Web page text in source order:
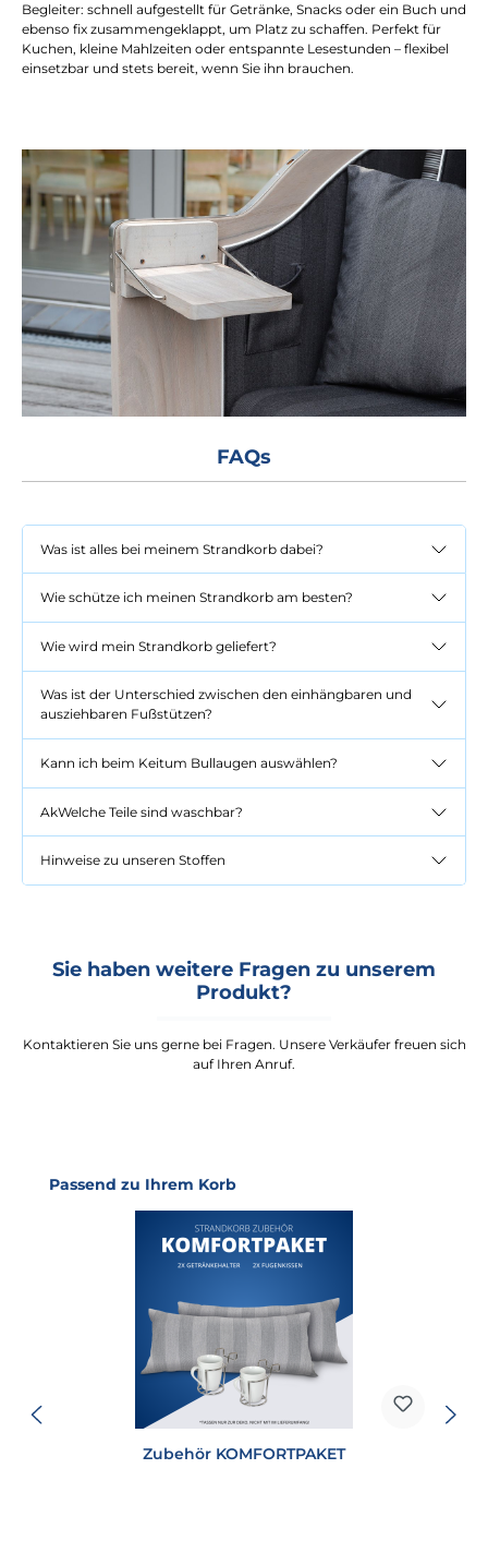
Begleiter: schnell aufgestellt für Getränke, Snacks oder ein Buch und
ebenso fix zusammengeklappt, um Platz zu schaffen. Perfekt für
Kuchen, kleine Mahlzeiten oder entspannte Lesestunden – flexibel
einsetzbar und stets bereit, wenn Sie ihn brauchen.
FAQs
Was ist alles bei meinem Strandkorb dabei?
Wie schütze ich meinen Strandkorb am besten?
Wie wird mein Strandkorb geliefert?
Was ist der Unterschied zwischen den einhängbaren und
ausziehbaren Fußstützen?
Kann ich beim Keitum Bullaugen auswählen?
AkWelche Teile sind waschbar?
Hinweise zu unseren Stoffen
Sie haben weitere Fragen zu unserem
Produkt?
Kontaktieren Sie uns gerne bei Fragen. Unsere Verkäufer freuen sich
auf Ihren Anruf.
Produktgalerie überspringen
Passend zu Ihrem Korb
Zubehör KOMFORTPAKET